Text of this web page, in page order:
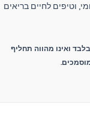
וטיפים לחיים בריאים
ואינו מהווה תחליף